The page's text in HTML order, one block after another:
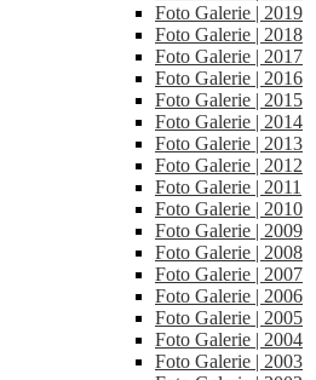
Foto Galerie | 2019
Foto Galerie | 2018
Foto Galerie | 2017
Foto Galerie | 2016
Foto Galerie | 2015
Foto Galerie | 2014
Foto Galerie | 2013
Foto Galerie | 2012
Foto Galerie | 2011
Foto Galerie | 2010
Foto Galerie | 2009
Foto Galerie | 2008
Foto Galerie | 2007
Foto Galerie | 2006
Foto Galerie | 2005
Foto Galerie | 2004
Foto Galerie | 2003